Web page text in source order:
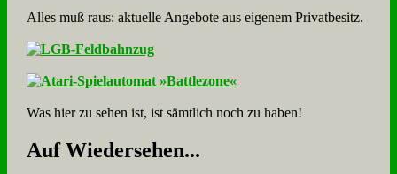
Alles muß raus: aktuelle An­ge­bo­te aus eigenem Privatbesitz.
Was hier zu sehen ist, ist sämt­lich noch zu haben!
Auf Wie­der­se­hen...